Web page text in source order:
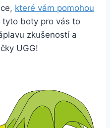
které vám pomohou
tyto ⁣boty​ pro vás​ to
zkušeností ‍a
UGG!